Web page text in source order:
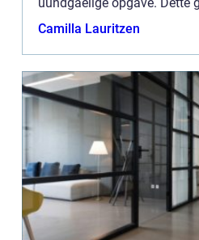
privatpersoner og
Camilla Lauritzen